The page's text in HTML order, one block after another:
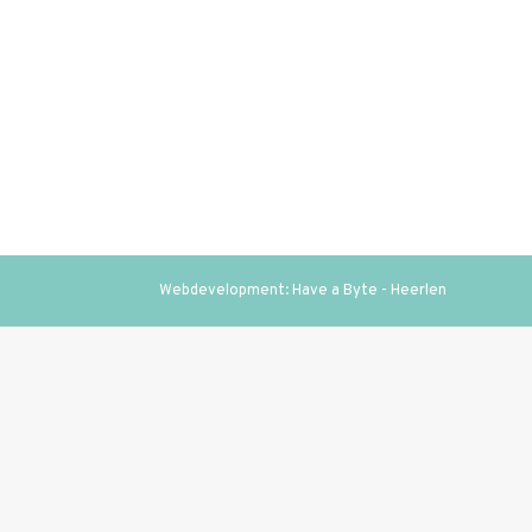
Webdevelopment: Have a Byte - Heerlen